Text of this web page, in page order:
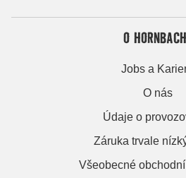
O
Jobs a
O nás
Údaje o
Záruka trvale
Všeobecné